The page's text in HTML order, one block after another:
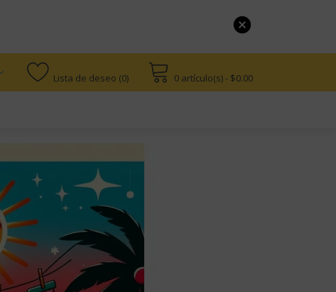
Lista de deseo (0) 0 artículo(s) - $0.00